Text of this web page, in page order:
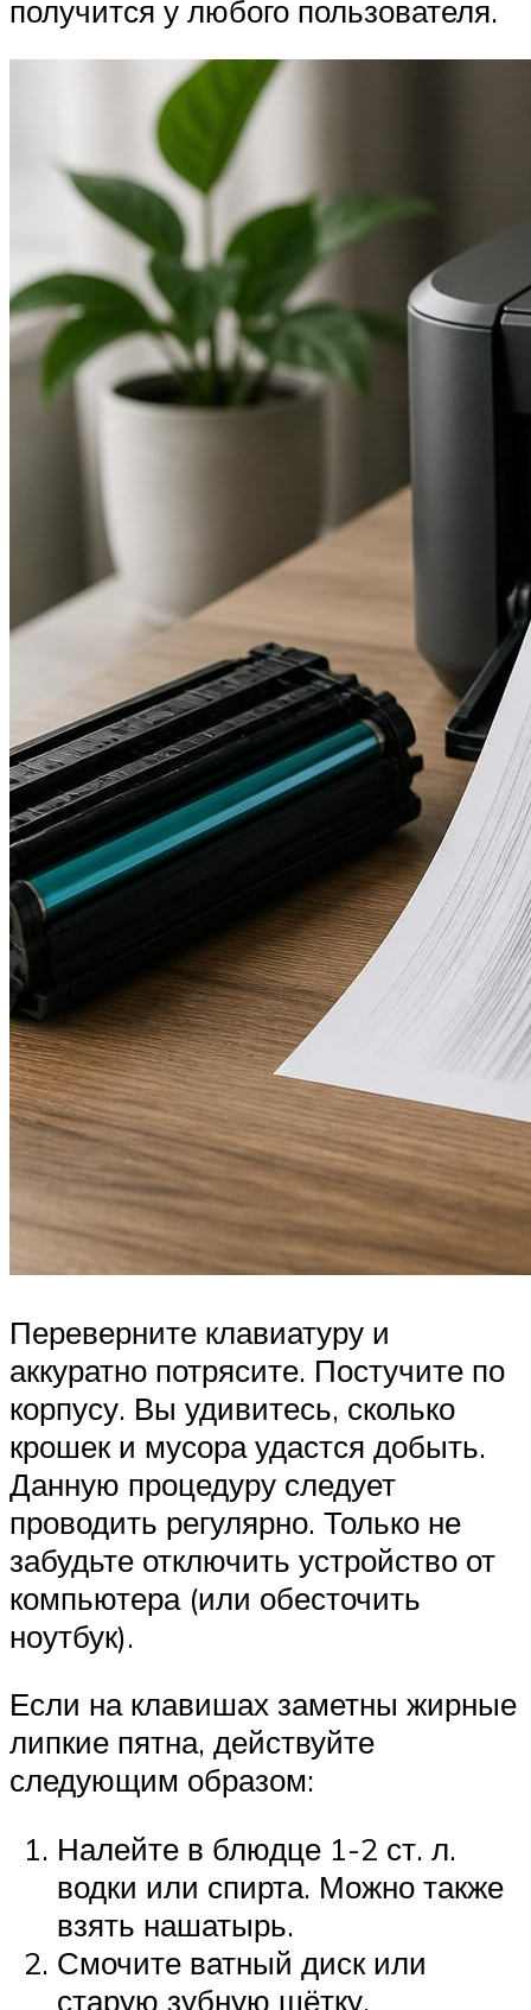
получится у любого пользователя.
Переверните клавиатуру и
аккуратно потрясите. Постучите по
корпусу. Вы удивитесь, сколько
крошек и мусора удастся добыть.
Данную процедуру следует
проводить регулярно. Только не
забудьте отключить устройство от
компьютера (или обесточить
ноутбук).
Если на клавишах заметны жирные
липкие пятна, действуйте
следующим образом:
Налейте в блюдце 1-2 ст. л.
водки или спирта. Можно также
взять нашатырь.
Смочите ватный диск или
старую зубную щётку.